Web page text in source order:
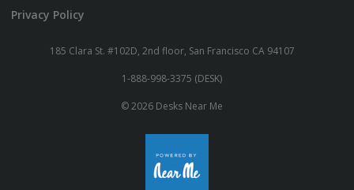
Privacy Policy
185 Clara St. #102D, 2nd floor, San Francisco CA 94107
1-888-998-3375 (DESK)
© 2026 Desks Near Me